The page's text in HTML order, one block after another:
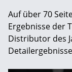
Auf über 70
Ergebnisse der
Distributor des